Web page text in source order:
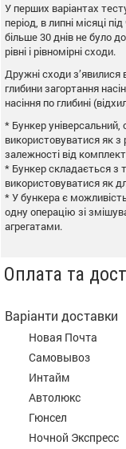
У перших варіантах
період, в липні місяці
більше 30 днів не було
рівні і рівномірні сходи.
Дружні сходи з’явилися
глибини загортання
насіння по глибині
* Бункер
використовуватися як
залежності від
* Бункер складається з
використовуватися як
* У бункера є
одну операцію зі
агрегатами.
Оплата та
Варіанти доставки
Новая Почта
Самовывоз
Интайм
Автолюкс
Гюнсел
Ночной Экспресс